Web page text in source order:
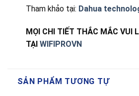
Tham khảo tại: Dahua
MỌI CHI TIẾT THẮC MẮC VUI
TẠI WIFIPROVN
SẢN PHẨM TƯƠNG TỰ